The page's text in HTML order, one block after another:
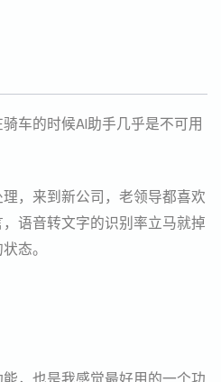
车的时候AI助手几乎是不可用
，来到新公司，老领导都喜欢
语音转文字的识别率立马就掉
态。